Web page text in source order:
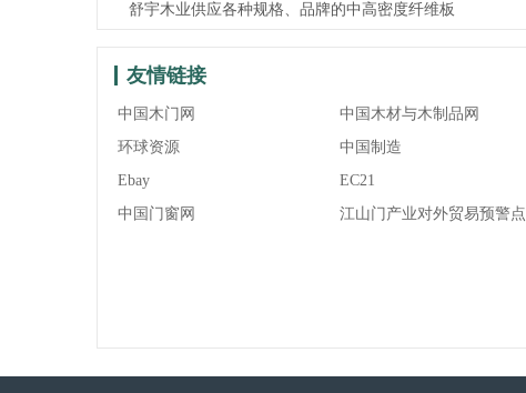
舒宇木业供应各种规格、品牌的中高密度纤维板
友情链接
中国木门网 中国木材与木制品网
环球资源
中国制造
Ebay
EC21
中国门窗网
江山门产业对外贸易预警点